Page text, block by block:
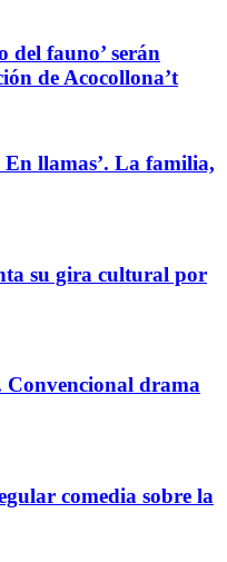
del fauno’ serán
de Acocollona’t
En llamas’. La familia,
su gira cultural por
Convencional drama
comedia sobre la